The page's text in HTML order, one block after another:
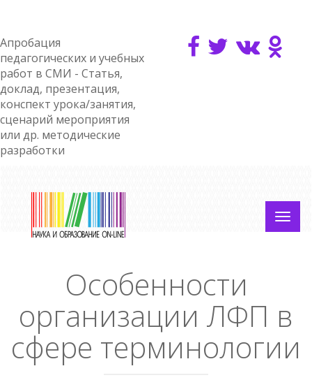
Апробация
педагогических и учебных
работ в СМИ - Статья,
доклад, презентация,
конспект урока/занятия,
сценарий мероприятия
или др. методические
разработки
Особенности
организации ЛФП в
сфере терминологии